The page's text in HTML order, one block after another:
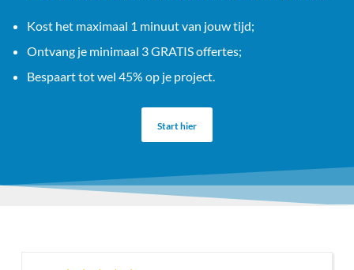
Kost het maximaal 1 minuut van jouw tijd;
Ontvang je minimaal 3 GRATIS offertes;
Bespaart tot wel 45% op je project.
Start hier